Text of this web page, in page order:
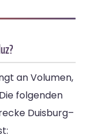
an Volumen,
folgenden
Duisburg–